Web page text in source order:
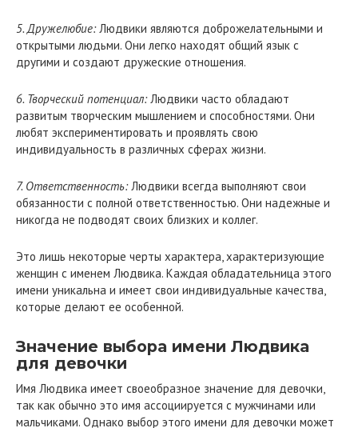
5. Дружелюбие:Людвики являются доброжелательными и
открытыми людьми. Они легко находят общий язык с
другими и создают дружеские отношения.
6. Творческий потенциал:Людвики часто обладают
развитым творческим мышлением и способностями. Они
любят экспериментировать и проявлять свою
индивидуальность в различных сферах жизни.
7. Ответственность:Людвики всегда выполняют свои
обязанности с полной ответственностью. Они надежные и
никогда не подводят своих близких и коллег.
Это лишь некоторые черты характера, характеризующие
женщин с именем Людвика. Каждая обладательница этого
имени уникальна и имеет свои индивидуальные качества,
которые делают ее особенной.
Значение выбора имени Людвика
для девочки
Имя Людвика имеет своеобразное значение для девочки,
так как обычно это имя ассоциируется с мужчинами или
мальчиками. Однако выбор этого имени для девочки может